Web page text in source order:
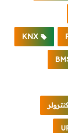
KNX